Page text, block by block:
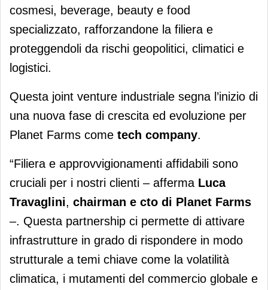
cosmesi, beverage, beauty e food
specializzato, rafforzandone la filiera e
proteggendoli da rischi geopolitici, climatici e
logistici.
Questa joint venture industriale segna l’inizio di
una nuova fase di crescita ed evoluzione per
Planet Farms come tech company.
“Filiera e approvvigionamenti affidabili sono
cruciali per i nostri clienti – afferma Luca
Travaglini, chairman e cto di Planet Farms
–. Questa partnership ci permette di attivare
infrastrutture in grado di rispondere in modo
strutturale a temi chiave come la volatilità
climatica, i mutamenti del commercio globale e